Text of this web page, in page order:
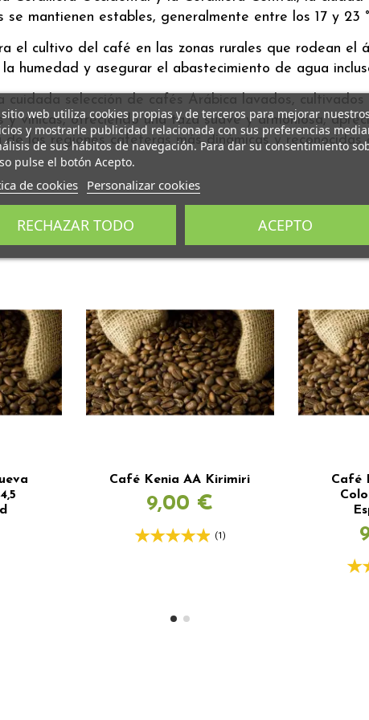
mantienen estables, generalmente entre los 17 y
el cultivo del café en las zonas rurales que rodean el
humedad y asegurar el abastecimiento de agua
cuidada selección de cafés Arábica lavados,
vínicas, ofreciendo una taza suave y armoniosa,
las regiones cafeteras más dinámicas y reconocidas
Café Kenia AA Kirimiri
9,00 €
(1)
Café
web utiliza cookies propias y de terceros para mejorar nuestros
y mostrarle publicidad relacionada con sus preferencias
de sus hábitos de navegación. Para dar su consentimiento
pulse el botón Acepto.
de cookies Personalizar cookies
RECHAZAR TODO ACEPTO